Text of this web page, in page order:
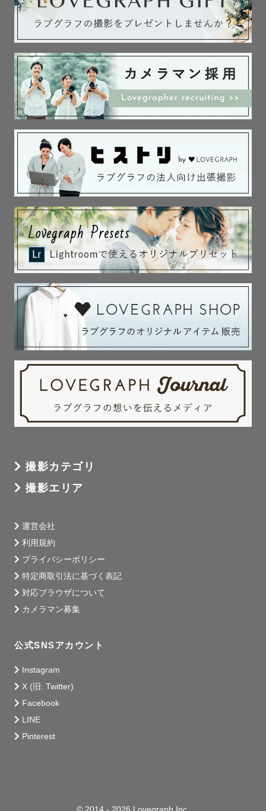
あなたのこと教えてください。
そしてわたしのことも知ってください✨
【わたしのこと】
どんなときも
にこにこ笑顔がトレードマーク😊
＊愛知県在住の29歳
＊2023年卒花🕊️
＊2025年男の子と女の子の双子出産👶🏻👶🏻
友人にわたしのことを聞いてみました。
＊ふわっとしてる雰囲気
＊なのに実はしっかりもの
＊がんばりやさん
＊親しみやすい
＊一度会ったらファンになっちゃう
→ みなさまの大切な想い出を残すための事前準備は怠りま
せん。
実はしっかりもののわたしが
みなさまをあたたかくリードします☀️
自分が結婚式を挙げた時、
今までの写真をたくさん見返しました。
👩「3歳の時はシャボン玉が好きだったね」
👨‍🦳「このアパートで新しいお洋服を準備して、生まれて
当時の想いやエピソードが
たくさんあふれてくるんですよね。
写真はそのときの幸せを
5年後、10年後、
今は悩んでいるかもしれない。
でもこれから先、
あのとき、写真を撮ってよかった、
そう思うはずです。
心から楽しみにしております。
撮影カテゴリ
撮影エリア
運営会社
利用規約
プライバシーポリシー
特定商取引法に基づく表記
対応ブラウザについて
カメラマン募集
公式SNSアカウント
Instagram
X (旧: Twitter)
Facebook
LINE
Pinterest